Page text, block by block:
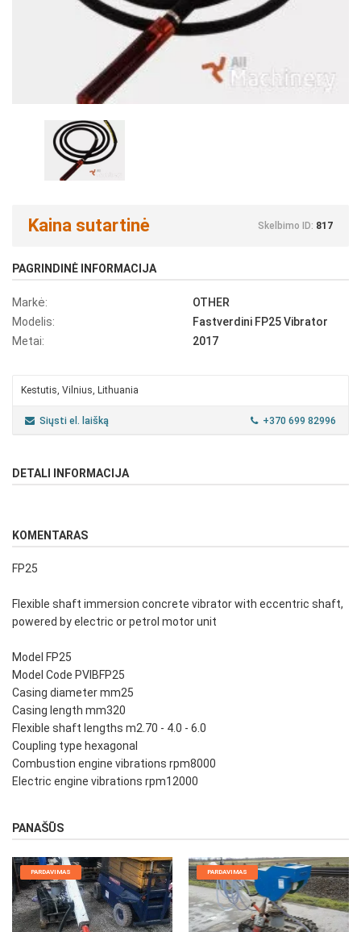
Kaina sutartinė Skelbimo ID: 817
PAGRINDINĖ INFORMACIJA
Markė:
OTHER
Modelis:
Fastverdini FP25 Vibrator
Metai:
2017
Kestutis, Vilnius, Lithuania
Siųsti el. laišką +370 699 82996
DETALI INFORMACIJA
KOMENTARAS
FP25
Flexible shaft immersion concrete vibrator with eccentric shaft,
powered by electric or petrol motor unit
Model FP25
Model Code PVIBFP25
Casing diameter mm25
Casing length mm320
Flexible shaft lengths m2.70 - 4.0 - 6.0
Coupling type hexagonal
Combustion engine vibrations rpm8000
Electric engine vibrations rpm12000
PANAŠŪS
PARDAVIMAS PARDAVIMAS